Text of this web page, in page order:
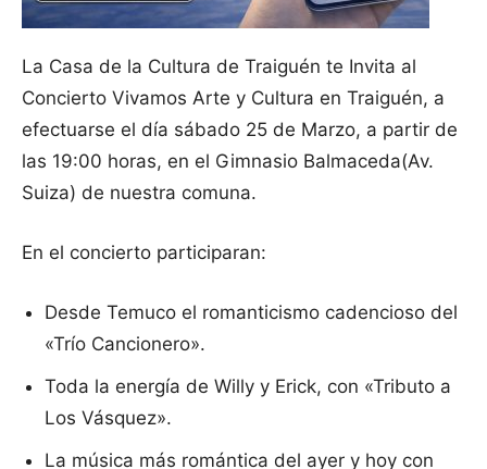
La Casa de la Cultura de Traiguén te Invita al
Concierto Vivamos Arte y Cultura en Traiguén, a
efectuarse el día sábado 25 de Marzo, a partir de
las 19:00 horas, en el Gimnasio Balmaceda(Av.
Suiza) de nuestra comuna.
En el concierto participaran:
Desde Temuco el romanticismo cadencioso del
«Trío Cancionero».
Toda la energía de Willy y Erick, con «Tributo a
Los Vásquez».
La música más romántica del ayer y hoy con